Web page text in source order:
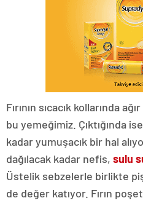
Fırının sıcacık kollarında
bu yemeğimiz. Çıktığında
kadar yumuşacık bir hal
dağılacak kadar nefis, sulu
Üstelik sebzelerle birlikte
de değer katıyor. Fırın